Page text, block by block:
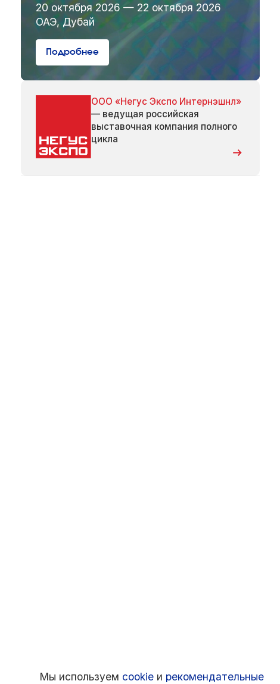
20 октября 2026 — 22 октября 2026
ОАЭ, Дубай
Подробнее
ООО «Негус Экспо Интернэшнл»
— ведущая российская
выставочная компания полного
цикла
Мы используем cookie и рекомендательные